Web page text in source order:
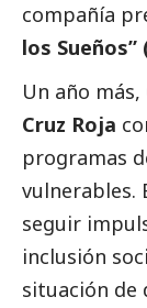
compañía
los Sueños”
Un año
Cruz Roja
programas
vulnerables.
seguir
inclusión
situación de